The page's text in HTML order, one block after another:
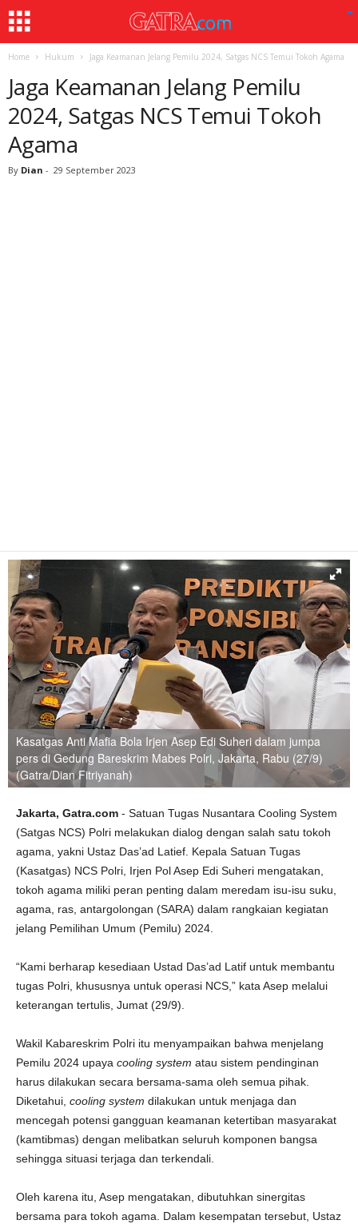
Home Hukum Jaga Keamanan Jelang Pemilu 2024, Satgas NCS Temui Tokoh Agama
Jaga Keamanan Jelang Pemilu
2024, Satgas NCS Temui Tokoh
Agama
By Dian - 29 September 2023
Kasatgas Anti Mafia Bola Irjen Asep Edi Suheri dalam jumpa
pers di Gedung Bareskrim Mabes Polri, Jakarta, Rabu (27/9)
(Gatra/Dian Fitriyanah)
Jakarta, Gatra.com - Satuan Tugas Nusantara Cooling System
(Satgas NCS) Polri melakukan dialog dengan salah satu tokoh
agama, yakni Ustaz Das’ad Latief. Kepala Satuan Tugas
(Kasatgas) NCS Polri, Irjen Pol Asep Edi Suheri mengatakan,
tokoh agama miliki peran penting dalam meredam isu-isu suku,
agama, ras, antargolongan (SARA) dalam rangkaian kegiatan
jelang Pemilihan Umum (Pemilu) 2024.
“Kami berharap kesediaan Ustad Das’ad Latif untuk membantu
tugas Polri, khususnya untuk operasi NCS,” kata Asep melalui
keterangan tertulis, Jumat (29/9).
Wakil Kabareskrim Polri itu menyampaikan bahwa menjelang
Pemilu 2024 upaya cooling system atau sistem pendinginan
harus dilakukan secara bersama-sama oleh semua pihak.
Diketahui, cooling system dilakukan untuk menjaga dan
mencegah potensi gangguan keamanan ketertiban masyarakat
(kamtibmas) dengan melibatkan seluruh komponen bangsa
sehingga situasi terjaga dan terkendali.
Oleh karena itu, Asep mengatakan, dibutuhkan sinergitas
bersama para tokoh agama. Dalam kesempatan tersebut, Ustaz